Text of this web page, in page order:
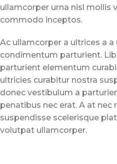
ullamcorper urna nisl mollis
commodo inceptos.
Ac ullamcorper a ultrices a
condimentum parturient.
parturient elementum
ultricies curabitur nostra
donec vestibulum a
penatibus nec erat. A at
suspendisse scelerisque
volutpat ullamcorper.